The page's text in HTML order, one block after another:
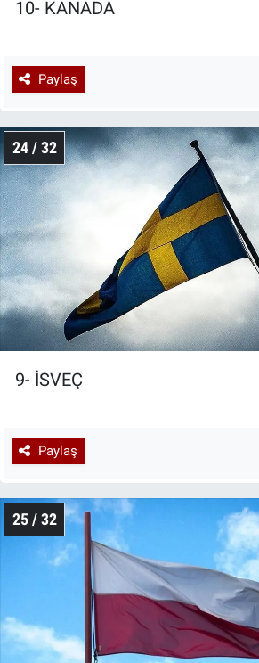
10- KANADA
Paylaş
24 / 32
9- İSVEÇ
Paylaş
25 / 32